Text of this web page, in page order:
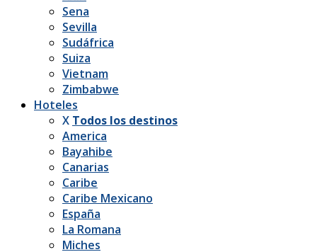
Sena
Sevilla
Sudáfrica
Suiza
Vietnam
Zimbabwe
Hoteles
X Todos los destinos
America
Bayahibe
Canarias
Caribe
Caribe Mexicano
España
La Romana
Miches